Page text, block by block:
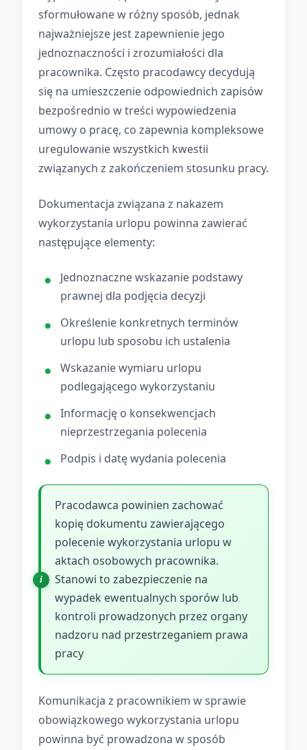
sformułowane w różny sposób, jednak
najważniejsze jest zapewnienie jego
jednoznaczności i zrozumiałości dla
pracownika. Często pracodawcy decydują
się na umieszczenie odpowiednich zapisów
bezpośrednio w treści wypowiedzenia
umowy o pracę, co zapewnia kompleksowe
uregulowanie wszystkich kwestii
związanych z zakończeniem stosunku pracy.
Dokumentacja związana z nakazem
wykorzystania urlopu powinna zawierać
następujące elementy:
Jednoznaczne wskazanie podstawy
prawnej dla podjęcia decyzji
Określenie konkretnych terminów
urlopu lub sposobu ich ustalenia
Wskazanie wymiaru urlopu
podlegającego wykorzystaniu
Informację o konsekwencjach
nieprzestrzegania polecenia
Podpis i datę wydania polecenia
Pracodawca powinien zachować
kopię dokumentu zawierającego
polecenie wykorzystania urlopu w
aktach osobowych pracownika.
Stanowi to zabezpieczenie na
wypadek ewentualnych sporów lub
kontroli prowadzonych przez organy
nadzoru nad przestrzeganiem prawa
pracy
Komunikacja z pracownikiem w sprawie
obowiązkowego wykorzystania urlopu
powinna być prowadzona w sposób